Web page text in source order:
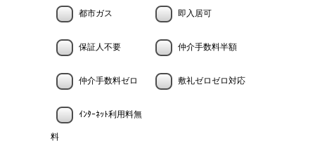
都市ガス 即入居可
保証人不要 仲介手数料半額
仲介手数料ゼロ 敷礼ゼロゼロ対応
ｲﾝﾀｰﾈｯﾄ利用料無
料